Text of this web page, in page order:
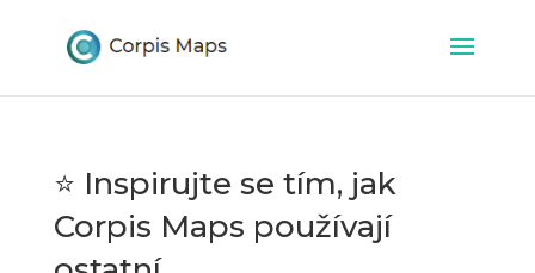
⭐ Inspirujte se tím, jak
Corpis Maps používají